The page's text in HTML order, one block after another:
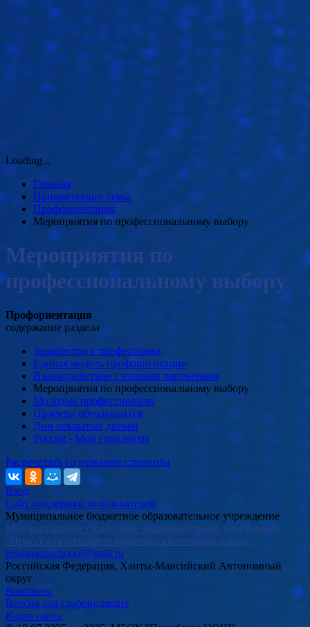
Loading...
Главная
Приоритетные темы
Профориентация
Мероприятия по профессиональному выбору
Мероприятия по
профессиональному выбору
Профориентация
содержание раздела
Знакомство с профессиями
Единая модель профориентации
Взаимодействие с нашими партнерами
Мероприятия по профессиональному выбору
Молодые профессионалы
Проекты обучающихся
Дни открытых дверей
Россия - Мои горизонты
Распечатать содержание страницы
Вход
Сайт поддержки пользователей
Муниципальное бюджетное образовательное учреждение
Муниципальное бюджетное образовательное учреждение
"Приобская начальная общеобразовательная школа"
priobnachschoool@mail.ru
Российская Федерация, Ханты-Мансийский Автономный
округ
Контакты
Версия для слабовидящих
Карта сайта